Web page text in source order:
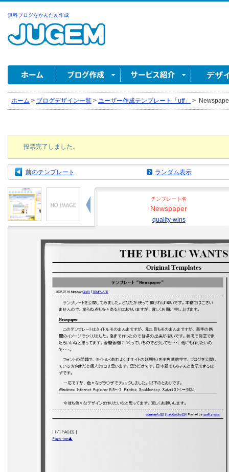
無料ブログをかんたん作成
ホーム > ブログデザイン一覧 > ユーザー作成テンプレート「utf」 >
投票完了しました。
前のテンプレート ランダム表示
テンプレート名
Newspaper
quality-wins